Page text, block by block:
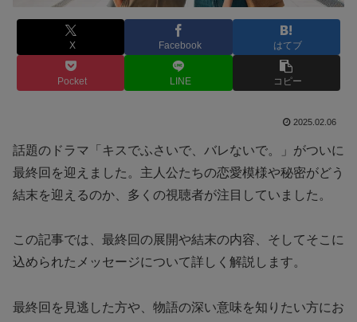
X Facebook はてブ
Pocket LINE コピー
2025.02.06
話題のドラマ「キスでふさいで、バレないで。」がついに
最終回を迎えました。主人公たちの恋愛模様や秘密がどう
結末を迎えるのか、多くの視聴者が注目していました。
この記事では、最終回の展開や結末の内容、そしてそこに
込められたメッセージについて詳しく解説します。
最終回を見逃した方や、物語の深い意味を知りたい方にお